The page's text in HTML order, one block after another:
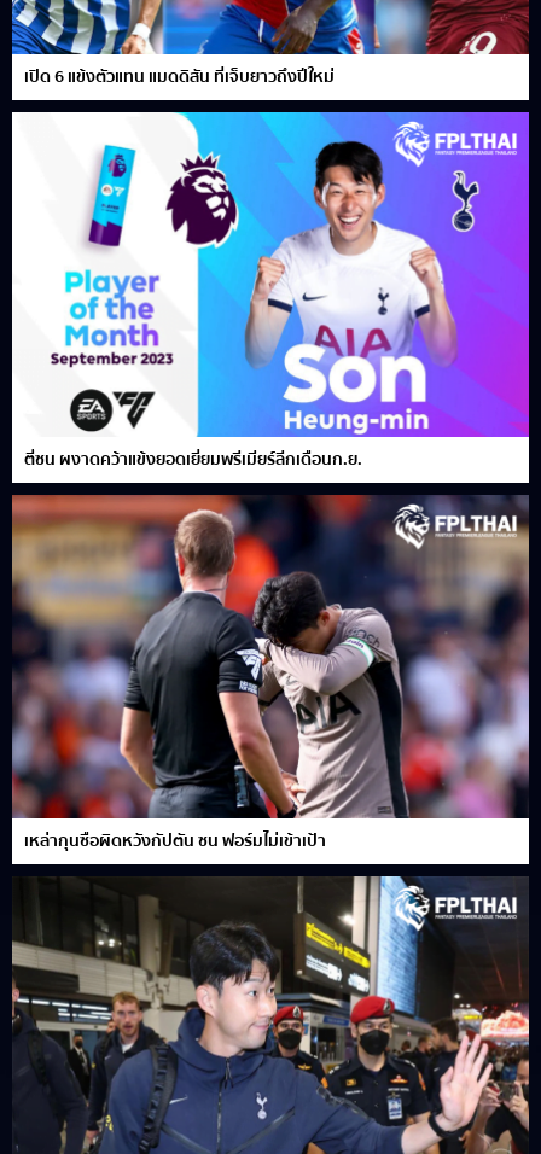
เปิด 6 แข้งตัวแทน แมดดิสัน ที่เจ็บยาวถึงปีใหม่
ตี๋ซน ผงาดคว้าแข้งยอดเยี่ยมพรีเมียร์ลีกเดือนก.ย.
เหล่ากุนซือผิดหวังกัปตัน ซน ฟอร์มไม่เข้าเป้า